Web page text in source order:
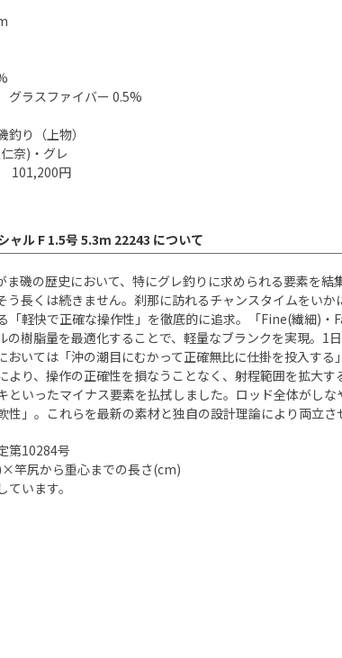
グラスファイバー 0.5%
り（上物）
奈)・グレ
101,200円
ャル F 1.5号 5.3m 22243 について
ま磯の歴史において、特にグレ釣りに求められる要素を
う長くは続きません。刹那に訪れるチャンスタイムをい
「軽快で正確な操作性」を徹底的に追求。「Fine(繊細)
の樹脂量を最適化することで、軽量なブランクを実現。
おいては「沖の潮目にむかって正確無比に仕掛を投入す
より、操作の正確性を損なうことなく、射程範囲を拡大
といったマイナス要素を払拭しました。ロッド全体がし
性」。これらを最新の素材と独自の設計理論により両立
第10284号
竿尻から重心までの長さ(cm)
います。